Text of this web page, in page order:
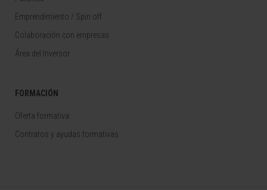
Emprendimiento / Spin off
Colaboración con empresas
Área del Inversor
FORMACIÓN
Oferta formativa
Contratos y ayudas formativas